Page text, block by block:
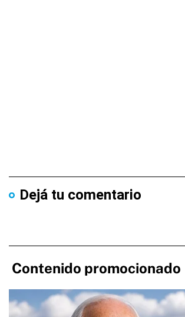
Dejá tu comentario